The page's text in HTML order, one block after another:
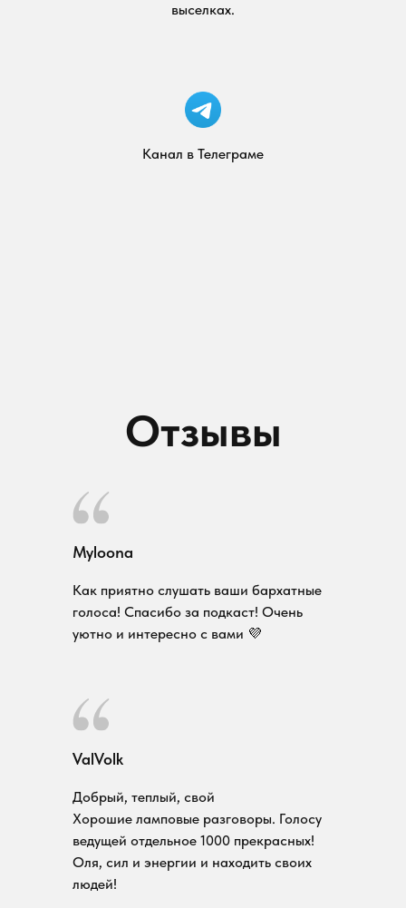
выселках.
Канал в Телеграме
Myloona
Как приятно слушать ваши бархатные
голоса! Спасибо за подкаст! Очень
уютно и интересно с вами 💜
Отзывы
ValVolk
Добрый, теплый, свой
Хорошие ламповые разговоры. Голосу
ведущей отдельное 1000 прекрасных!
Оля, сил и энергии и находить своих
людей!